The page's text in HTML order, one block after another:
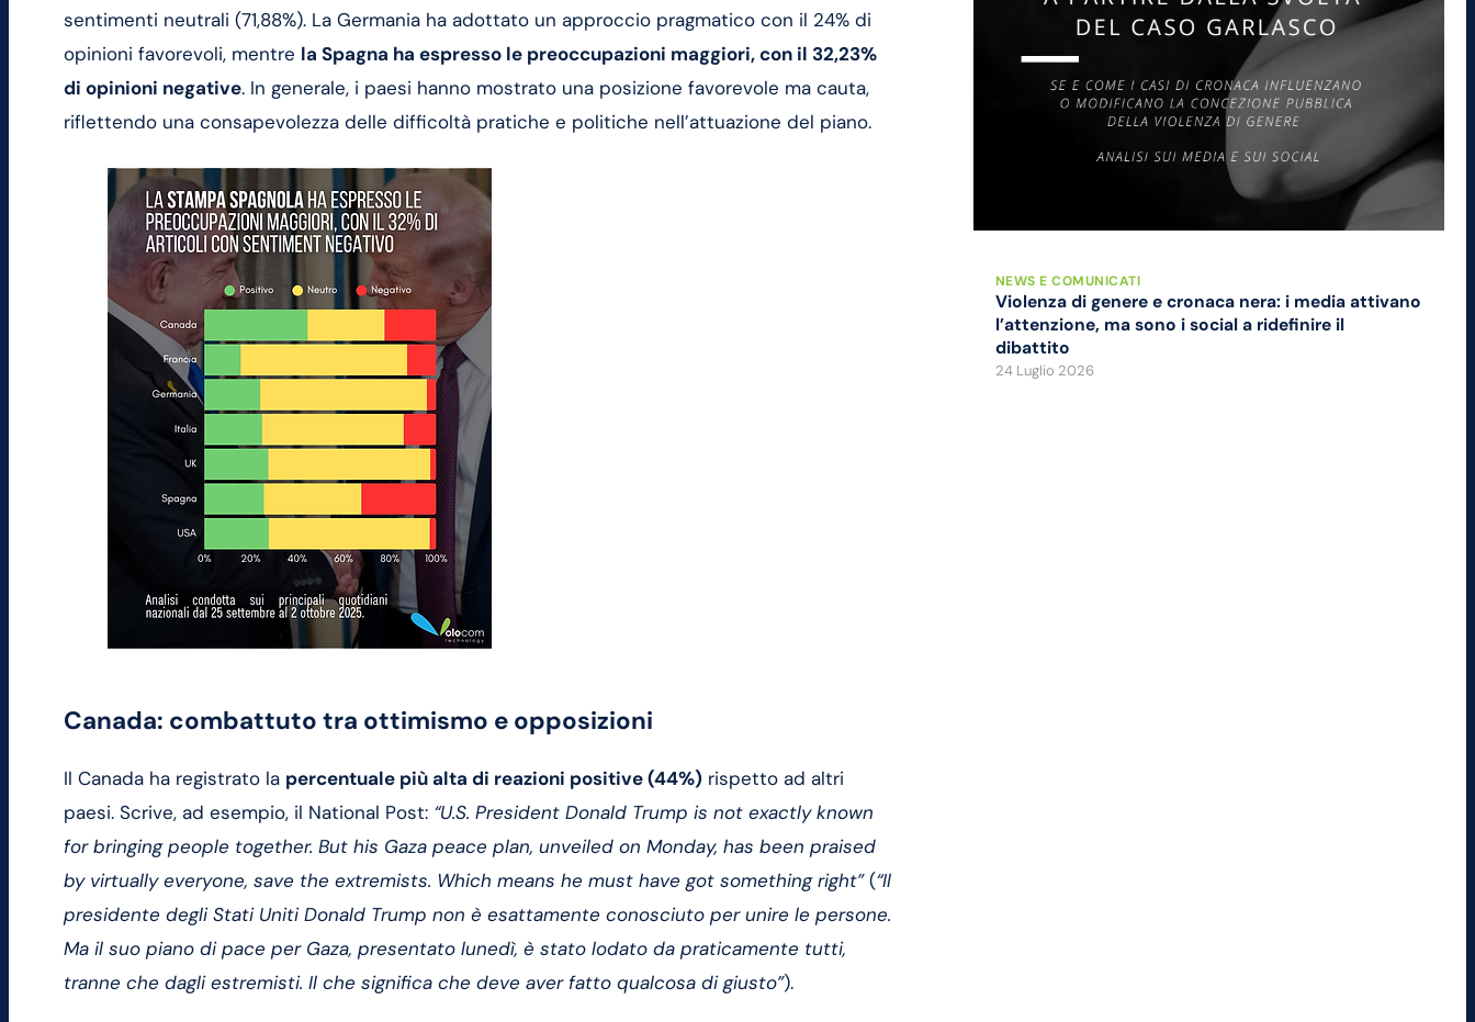
sentimenti neutrali (71,88%). La Germania ha adottato un approccio pragmatico con il 24% di
opinioni favorevoli, mentre la Spagna ha espresso le preoccupazioni maggiori, con il 32,23%
di opinioni negative. In generale, i paesi hanno mostrato una posizione favorevole ma cauta,
riflettendo una consapevolezza delle difficoltà pratiche e politiche nell’attuazione del piano.
Canada: combattuto tra ottimismo e opposizioni
Il Canada ha registrato la percentuale più alta di reazioni positive (44%) rispetto ad altri
paesi. Scrive, ad esempio, il National Post: “U.S. President Donald Trump is not exactly known
for bringing people together. But his Gaza peace plan, unveiled on Monday, has been praised
by virtually everyone, save the extremists. Which means he must have got something right”(“Il
presidente degli Stati Uniti Donald Trump non è esattamente conosciuto per unire le persone.
Ma il suo piano di pace per Gaza, presentato lunedì, è stato lodato da praticamente tutti,
tranne che dagli estremisti. Il che significa che deve aver fatto qualcosa di giusto”).
NEWS E COMUNICATI
Violenza di genere e cronaca nera: i media attivano
l’attenzione, ma sono i social a ridefinire il
dibattito
24 Luglio 2026